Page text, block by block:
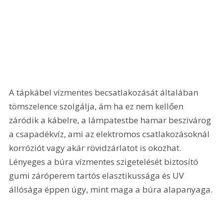
A tápkábel vízmentes becsatlakozását általában
tömszelence szolgálja, ám ha ez nem kellően
záródik a kábelre, a lámpatestbe hamar beszivárog
a csapadékvíz, ami az elektromos csatlakozásoknál
korróziót vagy akár rövidzárlatot is okozhat.
Lényeges a búra vízmentes szigetelését biztosító
gumi záróperem tartós elasztikussága és UV
állósága éppen úgy, mint maga a búra alapanyaga.